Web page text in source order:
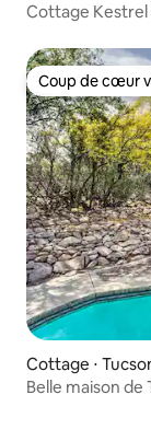
Cottage Kestrel
Coup de cœur
Coup de cœur
Cottage ⋅
Belle maison de